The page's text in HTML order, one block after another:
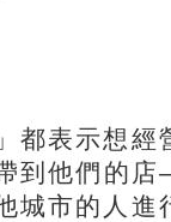
表示想經
到他們的
市的人進